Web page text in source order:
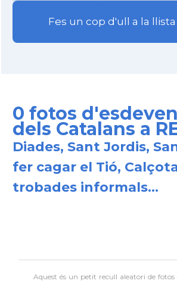
Acció ACCIÓ
Delegació
Delegació del
Units i Canadà
Consolat Consolat
Consolat Consolat general
Fes un cop d'ull a la
0 fotos
dels Catalans a
Diades, Sant Jordis,
fer cagar el Tió,
trobades informals...
Aquest és un petit recull aleatori defotos